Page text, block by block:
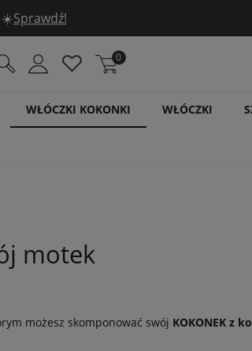
☀️Sprawdź!
0
WŁÓCZKI KOKONKI WŁÓCZKI
motek
możesz skomponować swój KOKONEK z